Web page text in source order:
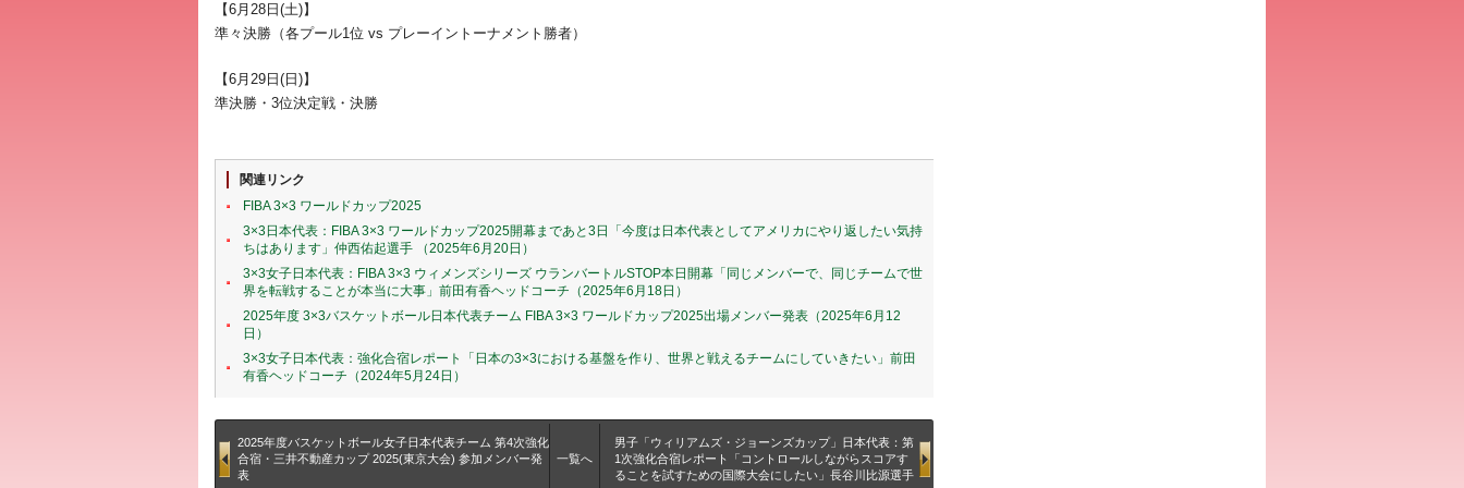
【6月28日(土)】
準々決勝（各プール1位 vs プレーイントーナメント勝者）
【6月29日(日)】
準決勝・3位決定戦・決勝
関連リンク
FIBA 3×3 ワールドカップ2025
3×3日本代表：FIBA 3×3 ワールドカップ2025開幕まであと3日「今度は日本代表としてアメリカにやり返したい気持
ちはあります」仲西佑起選手 （2025年6月20日）
3×3女子日本代表：FIBA 3×3 ウィメンズシリーズ ウランバートルSTOP本日開幕「同じメンバーで、同じチームで世
界を転戦することが本当に大事」前田有香ヘッドコーチ（2025年6月18日）
2025年度 3×3バスケットボール日本代表チーム FIBA 3×3 ワールドカップ2025出場メンバー発表（2025年6月12
日）
3×3女子日本代表：強化合宿レポート「日本の3×3における基盤を作り、世界と戦えるチームにしていきたい」前田
有香ヘッドコーチ（2024年5月24日）
2025年度バスケットボール女子日本代表チーム 第4次強化
合宿・三井不動産カップ 2025(東京大会) 参加メンバー発
表
一覧へ
男子「ウィリアムズ・ジョーンズカップ」日本代表：第
1次強化合宿レポート「コントロールしながらスコアす
ることを試すための国際大会にしたい」長谷川比源選手